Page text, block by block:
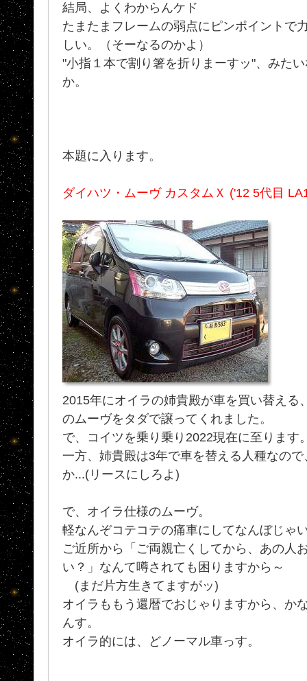
結局、よくわからんケド
たまたまフレームの弱点にピンポイント
しい。（そーなるのかよ）
"小指１本で割り箸を折りまーすッ"、みた
か。
本題に入ります。
ダイハツ・ムーヴ カスタムＸ ('12 5代目
2015年にオイラの姉貴殿が車を買い替える
のムーヴをタダで譲ってくれました。
で、コイツを乗り乗り2022現在に至ります
一方、姉貴殿は3年で車を替える人種なの
か...(リースにしろよ)
で、オイラ仕様のムーヴ。
軽なんぞコテコテの痛車にしてなんぼじゃ
ご近所から「ご両親亡くしてから、あの人
い？」なんて噂されても困りますから～
(まだ片方生きてますがッ)
オイラももう還暦でおじゃりますから、か
んす。
オイラ的には、どノーマル車っす。